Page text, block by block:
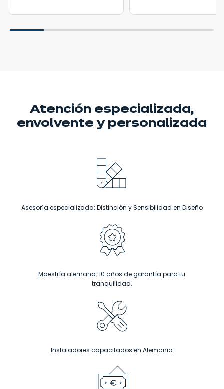
Atención especializada,
envolvente y personalizada
Asesoría especializada: Distinción y Sensibilidad en Diseño
Maestría alemana: 10 años de garantía para tu
tranquilidad.
Instaladores capacitados en Alemania